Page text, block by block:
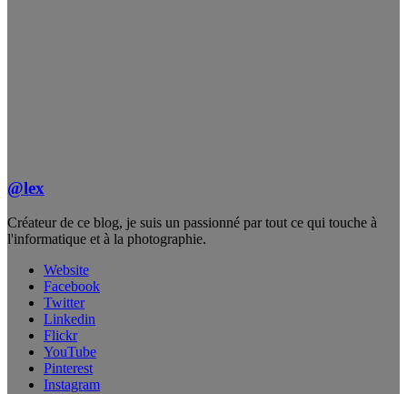
@lex
Créateur de ce blog, je suis un passionné par tout ce qui touche à
l'informatique et à la photographie.
Website
Facebook
Twitter
Linkedin
Flickr
YouTube
Pinterest
Instagram